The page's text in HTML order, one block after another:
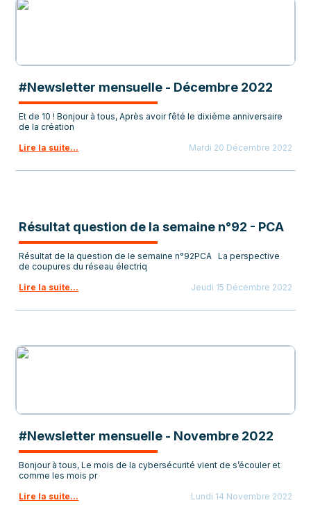
#Newsletter mensuelle - Décembre 2022
Et de 10 ! Bonjour à tous, Après avoir fêté le dixième anniversaire
de la création
Lire la suite...
Mardi 20 Décembre 2022
Résultat question de la semaine n°92 - PCA
Résultat de la question de le semaine n°92PCA La perspective
de coupures du réseau électriq
Lire la suite...
Jeudi 15 Décembre 2022
#Newsletter mensuelle - Novembre 2022
Bonjour à tous, Le mois de la cybersécurité vient de s’écouler et
comme les mois pr
Lire la suite...
Lundi 14 Novembre 2022